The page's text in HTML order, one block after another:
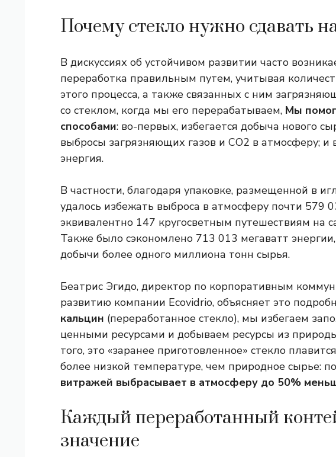
Почему стекло нужно сдавать
В дискуссиях об устойчивом развитии часто
переработка правильным путем, учитывая
этого процесса, а также связанных с ним
со стеклом, когда мы его перерабатываем, Мы
способами: во-первых, избегается добыча нового
выбросы загрязняющих газов и CO2 в атмосферу; и
энергия.
В частности, благодаря упаковке, размещенной в
удалось избежать выброса в атмосферу почти 579
эквивалентно 147 кругосветным путешествиям на
Также было сэкономлено 713 013 мегаватт
добычи более одного миллиона тонн сырья.
Беатрис Эгидо, директор по корпоративным
развитию компании Ecovidrio, объясняет это
кальцин (переработанное стекло), мы избегаем
ценными ресурсами и добываем ресурсы из
того, это «заранее приготовленное» стекло
более низкой температуре, чем природное сырье:
витражей выбрасывает в атмосферу до 50%
Каждый переработанный
значение